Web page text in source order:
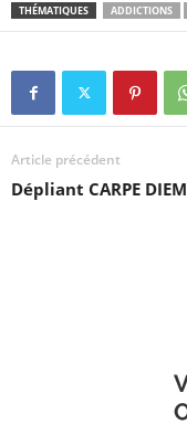
THÉMATIQUES
ADDICTIONS
Article précédent
Dépliant CARPE DIEM